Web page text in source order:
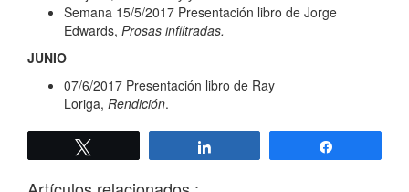
Semana 15/5/2017 Presentación libro de Jorge
Edwards, Prosas infiltradas.
JUNIO
07/6/2017 Presentación libro de Ray
Loriga, Rendición.